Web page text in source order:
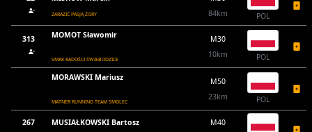
ZARAZIĆ PASJĄ ŻORY
84km
POL
313 MOMOT Sławomir
SMAK RADOŚCI ŚWIEBODZICE
M30
10km
POL
MORAWSKI Mariusz
MATNER RUNNING TEAM SMOLEC
M50
23km
POL
267 MUSIAŁKOWSKI Bartosz
M40